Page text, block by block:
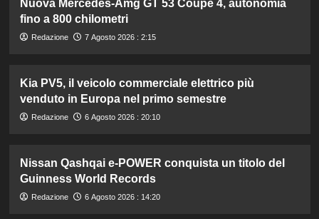
Nuova Mercedes-Amg GT 53 Coupè 4, autonomia
fino a 800 chilometri
Redazione 7 Agosto 2026 : 2:15
Kia PV5, il veicolo commerciale elettrico più
venduto in Europa nel primo semestre
Redazione 6 Agosto 2026 : 20:10
Nissan Qashqai e-POWER conquista un titolo del
Guinness World Records
Redazione 6 Agosto 2026 : 14:20